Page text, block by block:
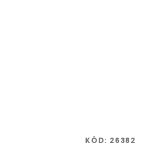
KÓD: 26382